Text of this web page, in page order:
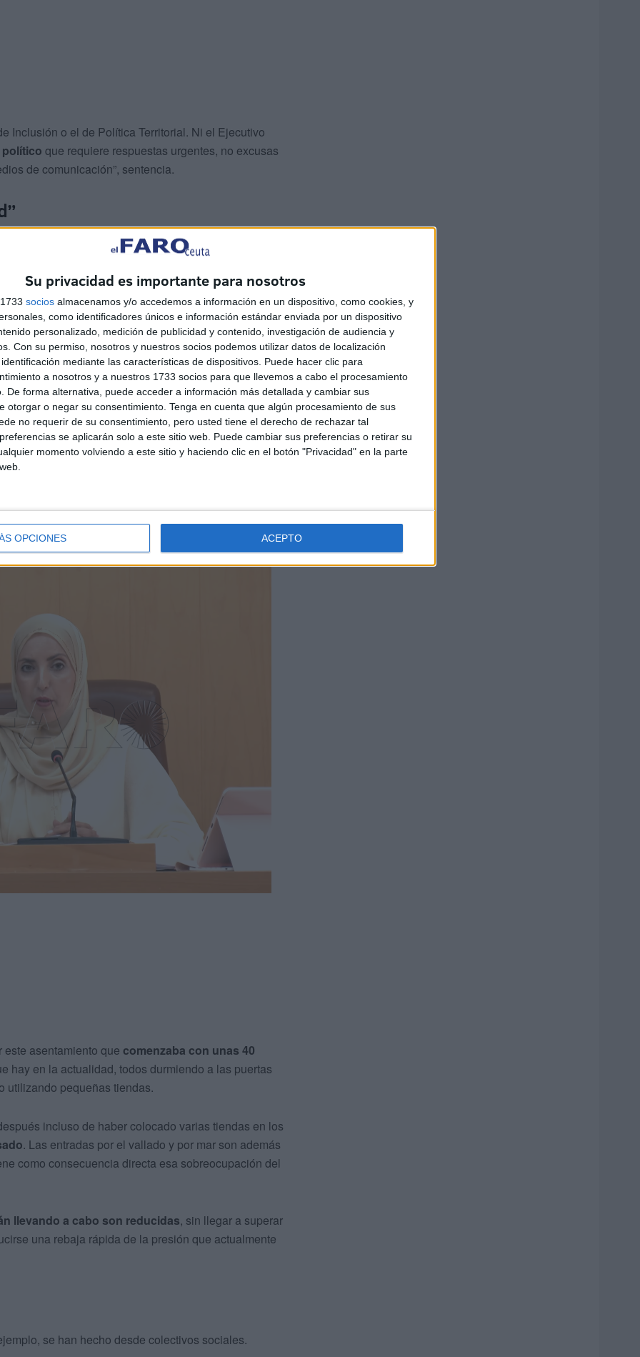
Su privacidad es importante para nosotros
socios almacenamos y/o accedemos a información en un dispositivo, como cookies, y
como identificadores únicos e información estándar enviada por un dispositivo
personalizado, medición de publicidad y contenido, investigación de audiencia y
Con su permiso, nosotros y nuestros socios podemos utilizar datos de localización
mediante las características de dispositivos. Puede hacer clic para
a nosotros y a nuestros 1733 socios para que llevemos a cabo el procesamiento
De forma alternativa, puede acceder a información más detallada y cambiar sus
otorgar o negar su consentimiento. Tenga en cuenta que algún procesamiento de sus
no requerir de su consentimiento, pero usted tiene el derecho de rechazar tal
se aplicarán solo a este sitio web. Puede cambiar sus preferencias o retirar su
momento volviendo a este sitio y haciendo clic en el botón "Privacidad" en la parte
OPCIONES ACEPTO
Inclusión o el de Política Territorial. Ni el Ejecutivo
que requiere respuestas urgentes, no excusas
de comunicación”, sentencia.
y actúe, porque esto ya no es mirar a otro lado o
que debería avergonzar a cualquiera”, zanja
alrededores del centro, sino que laproblemática
que están durmiendo fuera.
a la carretera, mientras esperan que se les
oficiales.
en materia de salubridad sino también de seguridad.
asentamiento que comenzaba con unas 40
hay en la actualidad, todos durmiendo a las puertas
utilizando pequeñas tiendas.
incluso de haber colocado varias tiendas en los
. Las entradas por el vallado y por mar son además
como consecuencia directa esa sobreocupación del
llevando a cabo son reducidas, sin llegar a superar
una rebaja rápida de la presión que actualmente
se han hecho desde colectivos sociales.